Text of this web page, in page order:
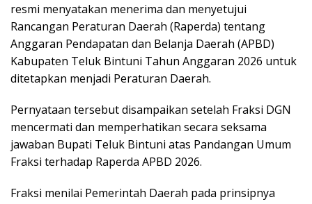
resmi menyatakan menerima dan menyetujui
Rancangan Peraturan Daerah (Raperda) tentang
Anggaran Pendapatan dan Belanja Daerah (APBD)
Kabupaten Teluk Bintuni Tahun Anggaran 2026 untuk
ditetapkan menjadi Peraturan Daerah.
Pernyataan tersebut disampaikan setelah Fraksi DGN
mencermati dan memperhatikan secara seksama
jawaban Bupati Teluk Bintuni atas Pandangan Umum
Fraksi terhadap Raperda APBD 2026.
Fraksi menilai Pemerintah Daerah pada prinsipnya